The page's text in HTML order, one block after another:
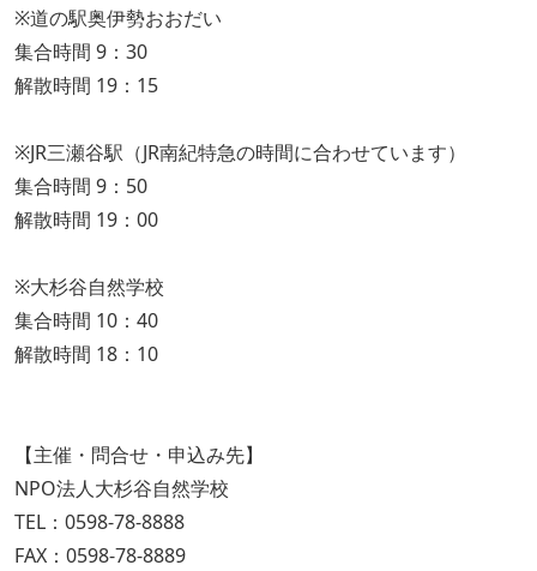
※道の駅奥伊勢おおだい
集合時間 9：30
解散時間 19：15
※JR三瀬谷駅（JR南紀特急の時間に合わせています）
集合時間 9：50
解散時間 19：00
※大杉谷自然学校
集合時間 10：40
解散時間 18：10
【主催・問合せ・申込み先】
NPO法人大杉谷自然学校
TEL：0598-78-8888
FAX：0598-78-8889